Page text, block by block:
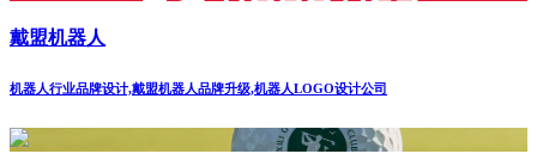
戴盟机器人
机器人行业品牌设计,戴盟机器人品牌升级,机器人LOGO设计公司